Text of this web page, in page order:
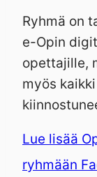
Ryhmä on
e-Opin
opettajille,
myös
Lue lisää
ryhmään